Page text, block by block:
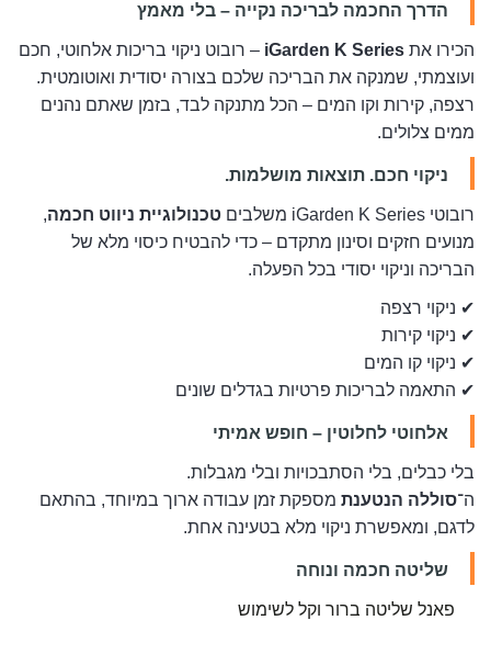
הדרך החכמה לבריכה נקייה – בלי מאמץ
הכירו את iGarden K Series – רובוט ניקוי בריכות אלחוטי, חכם
ועוצמתי, שמנקה את הבריכה שלכם בצורה יסודית ואוטומטית.
רצפה, קירות וקו המים – הכל מתנקה לבד, בזמן שאתם נהנים
ממים צלולים.
ניקוי חכם. תוצאות מושלמות.
רובוטי iGarden K Series משלבים טכנולוגיית ניווט חכמה,
מנועים חזקים וסינון מתקדם – כדי להבטיח כיסוי מלא של
הבריכה וניקוי יסודי בכל הפעלה.
✔ ניקוי רצפה
✔ ניקוי קירות
✔ ניקוי קו המים
✔ התאמה לבריכות פרטיות בגדלים שונים
אלחוטי לחלוטין – חופש אמיתי
בלי כבלים, בלי הסתבכויות ובלי מגבלות.
ה־סוללה הנטענת מספקת זמן עבודה ארוך במיוחד, בהתאם
לדגם, ומאפשרת ניקוי מלא בטעינה אחת.
שליטה חכמה ונוחה
פאנל שליטה ברור וקל לשימוש